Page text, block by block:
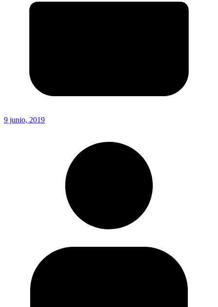
9 junio, 2019